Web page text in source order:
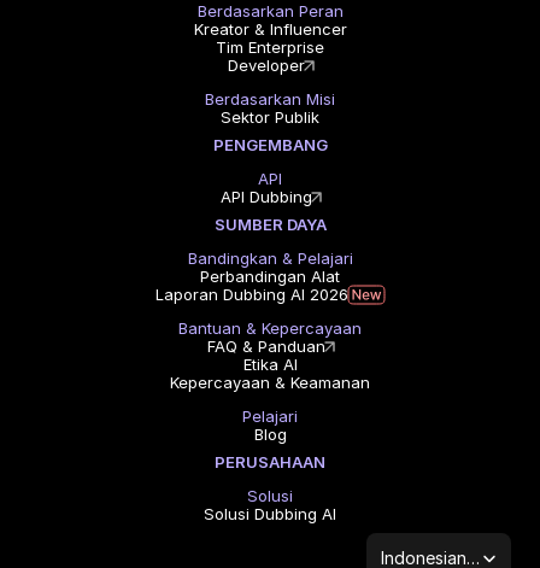
Berdasarkan Peran
Kreator & Influencer
Tim Enterprise
Developer
Berdasarkan Misi
Sektor Publik
PENGEMBANG
API
API Dubbing
SUMBER DAYA
Bandingkan & Pelajari
Perbandingan Alat
Laporan Dubbing AI 2026
Bantuan & Kepercayaan
FAQ & Panduan
Etika AI
Kepercayaan & Keamanan
Pelajari
Blog
PERUSAHAAN
Solusi
Solusi Dubbing AI
Select Language
Indonesian (Indonesia)